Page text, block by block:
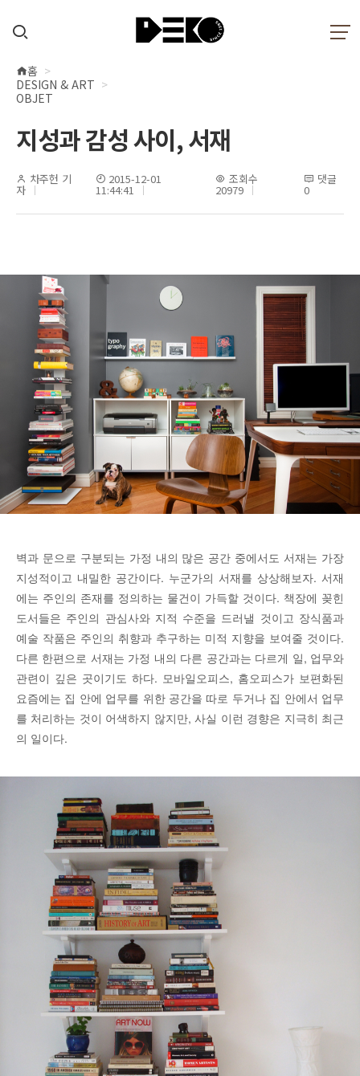
현
재
치
홈
DESIGN & ART
OBJET
지성과 감성 사이, 서재
차주헌 기
자
2015-12-01
11:44:41
조회수
20979
댓글
0
벽과 문으로 구분되는 가정 내의 많은 공간 중에서도 서재는 가장
지성적이고 내밀한 공간이다. 누군가의 서재를 상상해보자. 서재
에는 주인의 존재를 정의하는 물건이 가득할 것이다. 책장에 꽂힌
도서들은 주인의 관심사와 지적 수준을 드러낼 것이고 장식품과
예술 작품은 주인의 취향과 추구하는 미적 지향을 보여줄 것이다.
다른 한편으로 서재는 가정 내의 다른 공간과는 다르게 일, 업무와
관련이 깊은 곳이기도 하다. 모바일오피스, 홈오피스가 보편화된
요즘에는 집 안에 업무를 위한 공간을 따로 두거나 집 안에서 업무
를 처리하는 것이 어색하지 않지만, 사실 이런 경향은 지극히 최근
의 일이다.